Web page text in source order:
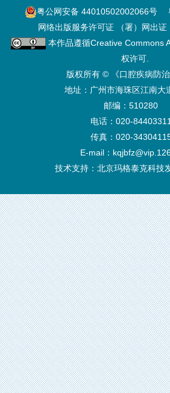
粤公网安备 44010502002066号
网络出版服务许可证 （署）网出
本作品遵循Creative Commons
权许可.
版权所有 © 《口腔疾病防
地址：广州市海珠区江南大
邮编：510280
电话：020-
传真：020-
E-mail：
技术支持： 北京玛格泰克科技